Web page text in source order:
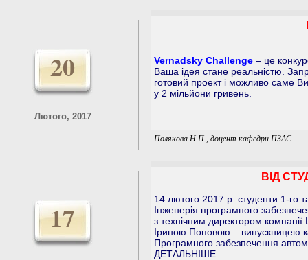
20
Лютого, 2017
Vernadsky Challenge – це
Ваша ідея стане реальністю.
готовий проект і можливо саме
у 2 мільйони гривень.
Полякова Н.П., доцент кафедри ПЗАС
17
ВІД
14 лютого 2017 p. студенти 1-го
Інженерія програмного
з технічним директором компанії
Іриною Поповою – випускницею
Програмного забезпечення
ДЕТАЛЬНІШЕ…